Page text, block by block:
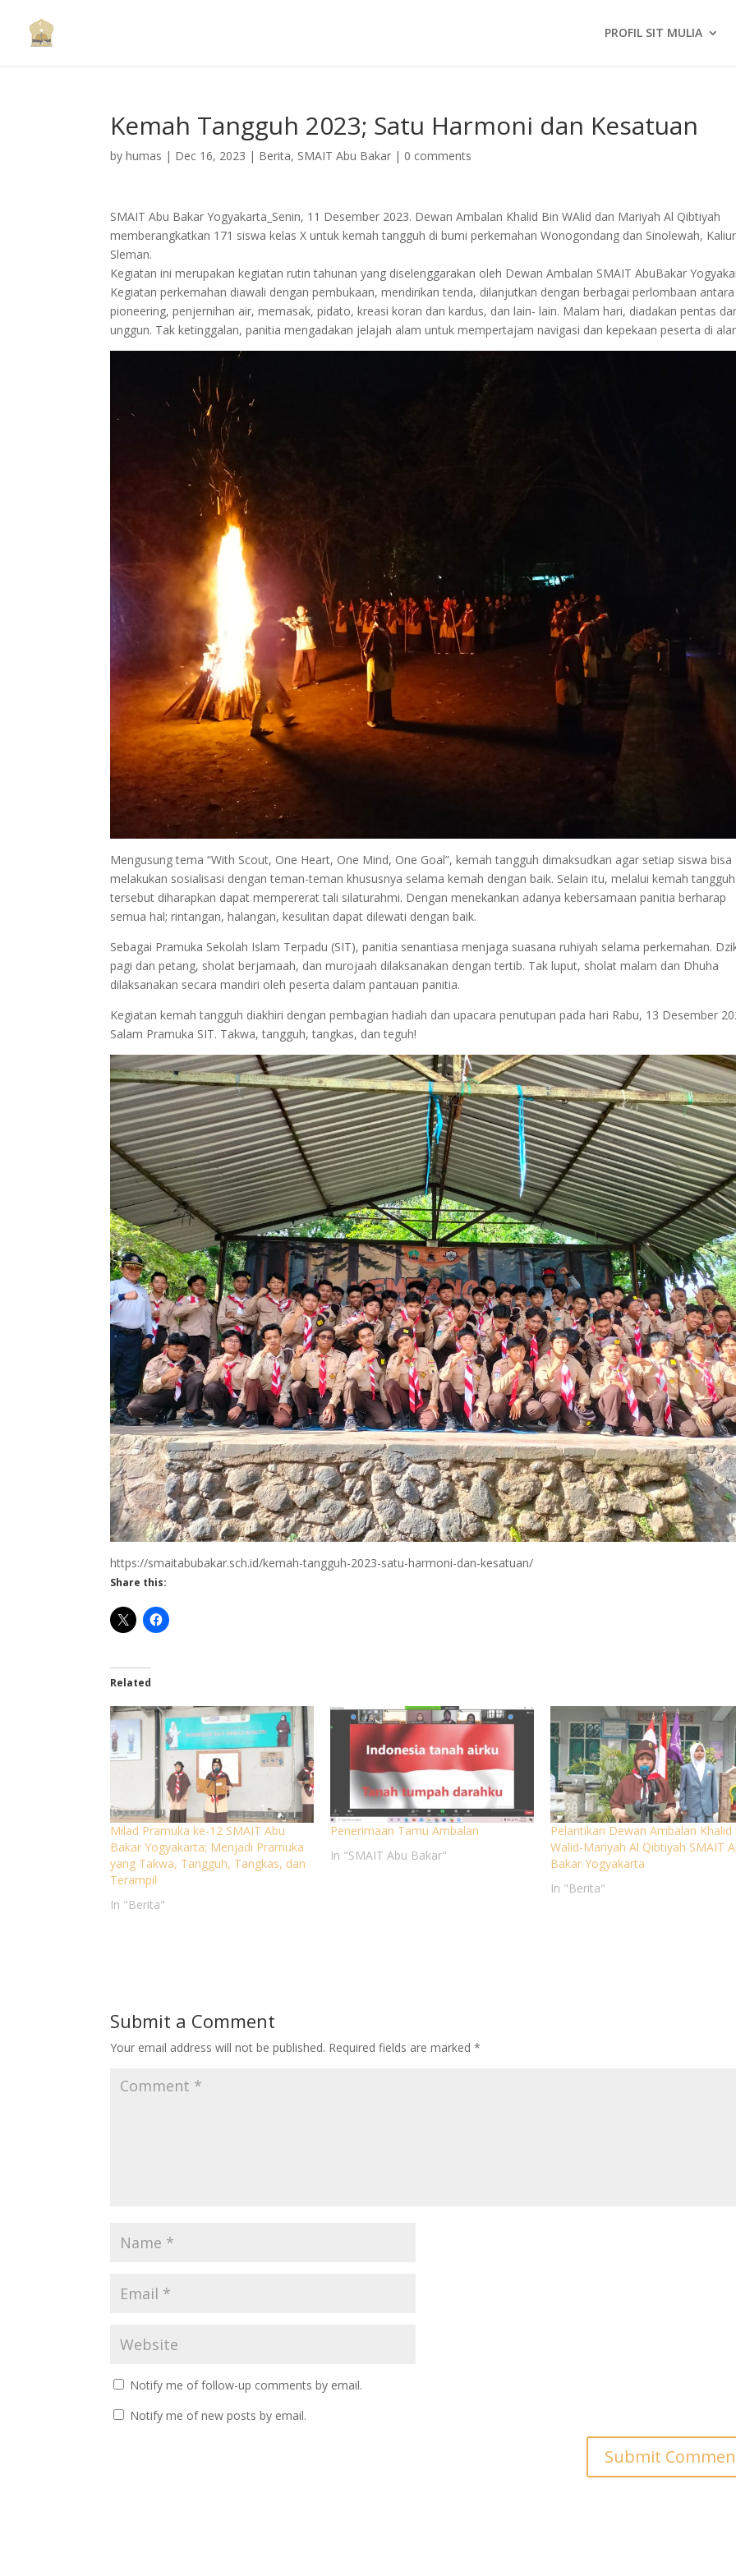
PROFIL SIT MULIA
Kemah Tangguh 2023; Satu Harmoni dan Kesatuan
byhumas | Dec 16, 2023 | Berita, SMAIT Abu Bakar | 0 comments
SMAIT Abu Bakar Yogyakarta_Senin, 11 Desember 2023. Dewan Ambalan Khalid Bin WAlid dan Mariyah Al Qibtiyah
memberangkatkan 171 siswa kelas X untuk kemah tangguh di bumi perkemahan Wonogondang dan Sinolewah,
Sleman.
Kegiatan ini merupakan kegiatan rutin tahunan yang diselenggarakan oleh Dewan Ambalan SMAIT AbuBakar
Kegiatan perkemahan diawali dengan pembukaan, mendirikan tenda, dilanjutkan dengan berbagai perlombaan
pioneering, penjernihan air, memasak, pidato, kreasi koran dan kardus, dan lain- lain. Malam hari, diadakan pentas
unggun. Tak ketinggalan, panitia mengadakan jelajah alam untuk mempertajam navigasi dan kepekaan peserta di
Mengusung tema “With Scout, One Heart, One Mind, One Goal”, kemah tangguh dimaksudkan agar setiap siswa bisa
melakukan sosialisasi dengan teman-teman khususnya selama kemah dengan baik. Selain itu, melalui kemah tangguh
tersebut diharapkan dapat mempererat tali silaturahmi. Dengan menekankan adanya kebersamaan panitia berharap
semua hal; rintangan, halangan, kesulitan dapat dilewati dengan baik.
Sebagai Pramuka Sekolah Islam Terpadu (SIT), panitia senantiasa menjaga suasana ruhiyah selama perkemahan.
pagi dan petang, sholat berjamaah, dan murojaah dilaksanakan dengan tertib. Tak luput, sholat malam dan Dhuha
dilaksanakan secara mandiri oleh peserta dalam pantauan panitia.
Kegiatan kemah tangguh diakhiri dengan pembagian hadiah dan upacara penutupan pada hari Rabu, 13 Desember
Salam Pramuka SIT. Takwa, tangguh, tangkas, dan teguh!
https://smaitabubakar.sch.id/kemah-tangguh-2023-satu-harmoni-dan-kesatuan/
Share this:
Related
Milad Pramuka ke-12 SMAIT Abu
Bakar Yogyakarta; Menjadi Pramuka
yang Takwa, Tangguh, Tangkas, dan
Terampil
In "Berita"
Penerimaan Tamu Ambalan
In "SMAIT Abu Bakar"
Pelantikan Dewan Ambalan Khalid
Walid-Mariyah Al Qibtiyah SMAIT
Bakar Yogyakarta
In "Berita"
Submit a Comment
Your email address will not be published. Required fields are marked*
Notify me of follow-up comments by email.
Notify me of new posts by email.